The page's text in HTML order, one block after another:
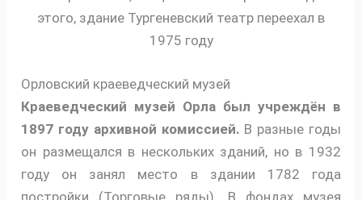
этого, здание Тургеневский театр переехал в
1975 году
Орловский краеведческий музей
Краеведческий музей Орла был учреждён в
1897 году архивной комиссией. В разные годы
он размещался в нескольких зданий, но в 1932
году он занял место в здании 1782 года
постройки (Торговые ряды). В фондах музея